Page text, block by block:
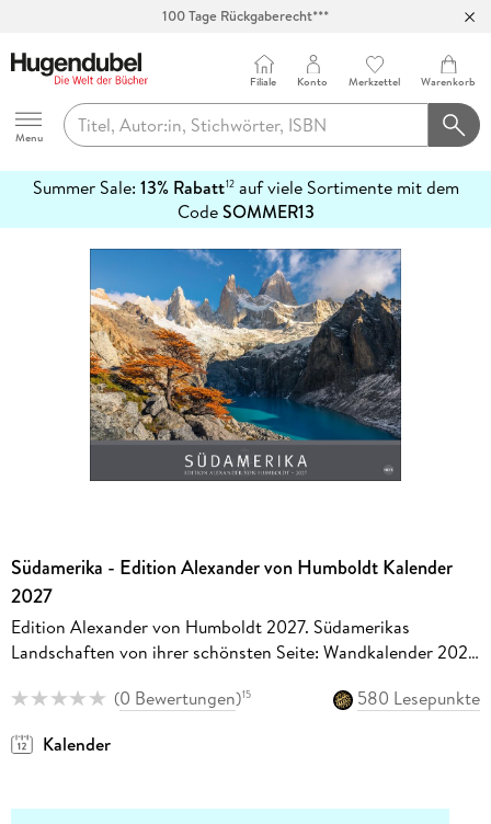
100 Tage Rückgaberecht***
Hugendubel
Menu
Filiale Konto Merkzettel Warenkorb
Summer Sale: 13% Rabatt12auf viele Sortimente mit dem
CodeSOMMER13
erfahren
Südamerika - Edition Alexander von Humboldt Kalender
2027
Edition Alexander von Humboldt 2027. Südamerikas
Landschaften von ihrer schönsten Seite: Wandkalender 2027
Amazonas bis Anden
(0 Bewertungen)15
580 Lesepunkte
Kalender